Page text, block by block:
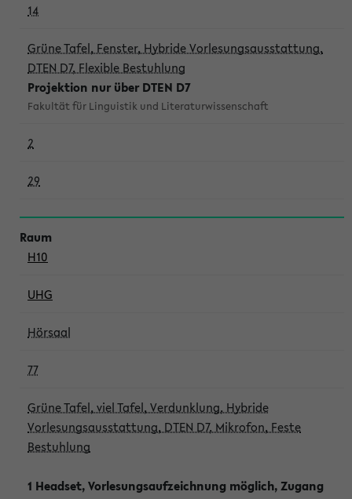
14
Grüne Tafel, Fenster, Hybride Vorlesungsausstattung,
DTEN D7, Flexible Bestuhlung
Projektion nur über DTEN D7
Fakultät für Linguistik und Literaturwissenschaft
2
29
H10
UHG
Hörsaal
77
Grüne Tafel, viel Tafel, Verdunklung, Hybride
Vorlesungsausstattung, DTEN D7, Mikrofon, Feste
Bestuhlung
1 Headset, Vorlesungsaufzeichnung möglich, Zugang